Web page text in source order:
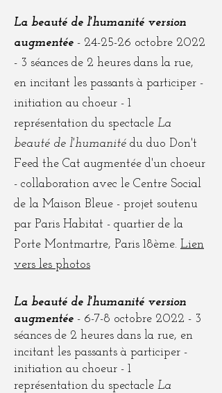
La beauté de l'humanité version
augmentée - 24-25-26 octobre 2022
- 3 séances de 2 heures dans la rue,
en incitant les passants à participer -
initiation au choeur - 1
représentation du spectacle La
beauté de l'humanité du duo Don't
Feed the Cat augmentée d'un choeur
- collaboration avec le Centre Social
de la Maison Bleue - projet soutenu
par Paris Habitat - quartier de la
Porte Montmartre, Paris 18ème. Lien
vers les photos
La beauté de l'humanité version
augmentée - 6-7-8 octobre 2022 - 3
séances de 2 heures dans la rue, en
incitant les passants à participer -
initiation au choeur - 1
représentation du spectacle La